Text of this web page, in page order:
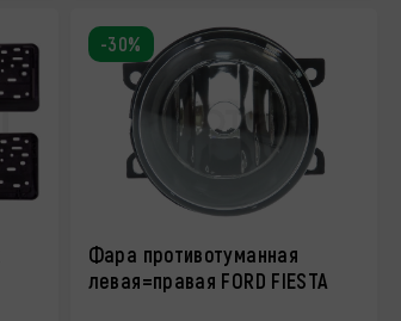
Фара противотуманная
левая=правая FORD FIESTA
-30%